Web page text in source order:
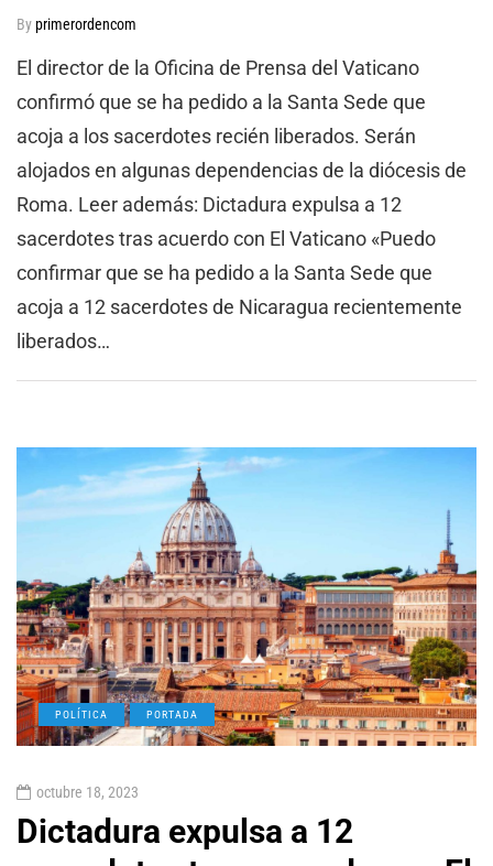
Byprimerordencom
El director de la Oficina de Prensa del Vaticano
confirmó que se ha pedido a la Santa Sede que
acoja a los sacerdotes recién liberados. Serán
alojados en algunas dependencias de la diócesis de
Roma. Leer además: Dictadura expulsa a 12
sacerdotes tras acuerdo con El Vaticano «Puedo
confirmar que se ha pedido a la Santa Sede que
acoja a 12 sacerdotes de Nicaragua recientemente
liberados…
POLÍTICA PORTADA
octubre 18, 2023
Dictadura expulsa a 12